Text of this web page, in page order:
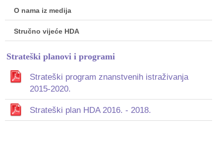
O nama iz medija
Stručno vijeće HDA
Strateški planovi i programi
Strateški program znanstvenih istraživanja
2015-2020.
Strateški plan HDA 2016. - 2018.